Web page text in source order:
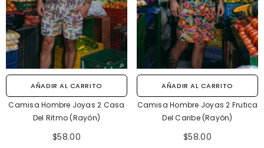
AÑADIR AL CARRITO
Camisa Hombre Joyas 2 Casa
Del Ritmo (Rayón)
$58.00
AÑADIR AL CARRITO
Camisa Hombre Joyas 2 Frutica
Del Caribe (Rayón)
$58.00